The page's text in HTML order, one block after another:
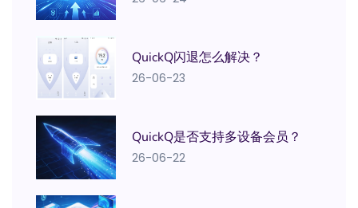
QuickQ闪退怎么解决？
26-06-23
QuickQ是否支持多设备会员？
26-06-22